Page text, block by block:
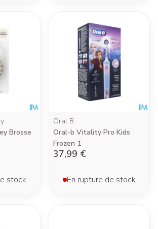
Brosse
stock
Oral B
Oral-b Vitality Pro Kids
Frozen 1
37,99 €
En rupture de stock